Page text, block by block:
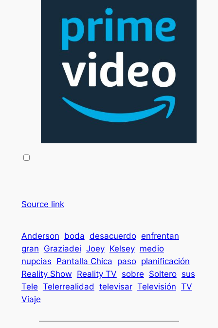
Source link
Anderson boda desacuerdo enfrentan
gran Graziadei Joey Kelsey medio
nupcias Pantalla Chica paso planificación
Reality Show Reality TV sobre Soltero sus
Tele Telerrealidad televisar Televisión TV
Viaje